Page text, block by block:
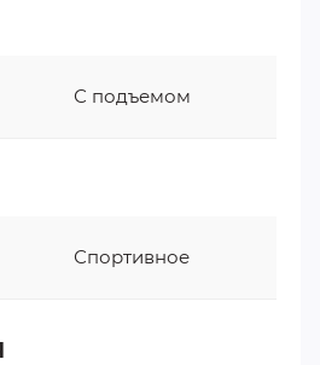
С подъемом
Спортивное